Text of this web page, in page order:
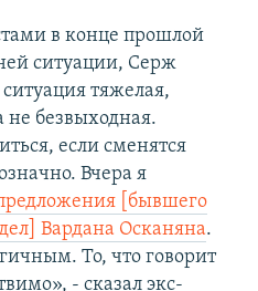
в конце прошлой
ситуации, Серж
ситуация тяжелая,
не безвыходная.
если сменятся
Вчера я
[бывшего
Вардана Осканяна.
То, что говорит
- сказал экс-